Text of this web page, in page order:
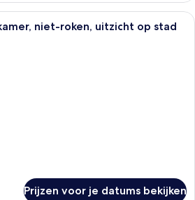
Een hotelkamer met een bureau,
niet-roken, uitzicht op stad
Prijzen voor je datums bekijken